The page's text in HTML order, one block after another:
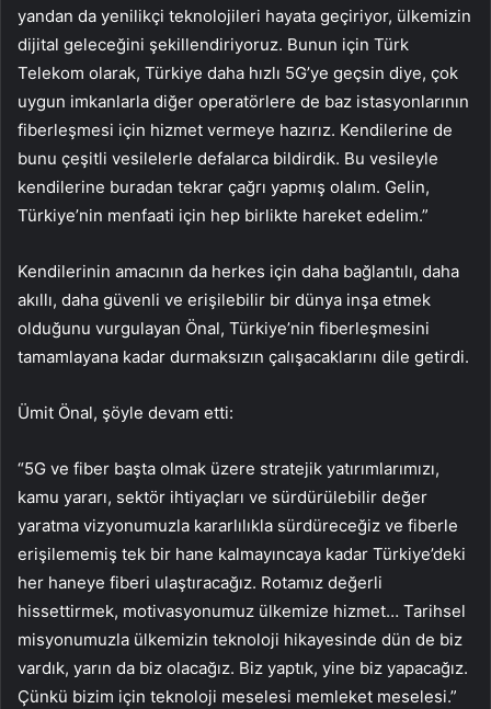
yandan da yenilikçi teknolojileri hayata geçiriyor, ülkemizin
dijital geleceğini şekillendiriyoruz. Bunun için Türk
Telekom olarak, Türkiye daha hızlı 5G’ye geçsin diye, çok
uygun imkanlarla diğer operatörlere de baz istasyonlarının
fiberleşmesi için hizmet vermeye hazırız. Kendilerine de
bunu çeşitli vesilelerle defalarca bildirdik. Bu vesileyle
kendilerine buradan tekrar çağrı yapmış olalım. Gelin,
Türkiye’nin menfaati için hep birlikte hareket edelim.”
Kendilerinin amacının da herkes için daha bağlantılı, daha
akıllı, daha güvenli ve erişilebilir bir dünya inşa etmek
olduğunu vurgulayan Önal, Türkiye’nin fiberleşmesini
tamamlayana kadar durmaksızın çalışacaklarını dile getirdi.
Ümit Önal, şöyle devam etti:
“5G ve fiber başta olmak üzere stratejik yatırımlarımızı,
kamu yararı, sektör ihtiyaçları ve sürdürülebilir değer
yaratma vizyonumuzla kararlılıkla sürdüreceğiz ve fiberle
erişilememiş tek bir hane kalmayıncaya kadar Türkiye’deki
her haneye fiberi ulaştıracağız. Rotamız değerli
hissettirmek, motivasyonumuz ülkemize hizmet… Tarihsel
misyonumuzla ülkemizin teknoloji hikayesinde dün de biz
vardık, yarın da biz olacağız. Biz yaptık, yine biz yapacağız.
Çünkü bizim için teknoloji meselesi memleket meselesi.”